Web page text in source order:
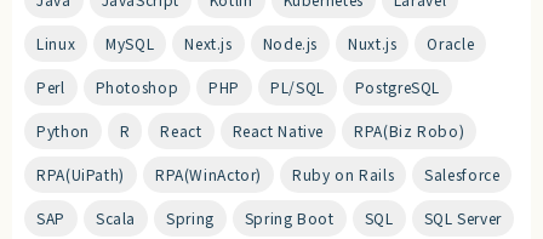
Linux MySQL Next.js Node.js Nuxt.js Oracle
Perl Photoshop PHP PL/SQL PostgreSQL
Python R React React Native RPA(Biz Robo)
RPA(UiPath) RPA(WinActor) Ruby on Rails Salesforce
SAP Scala Spring Spring Boot SQL SQL Server